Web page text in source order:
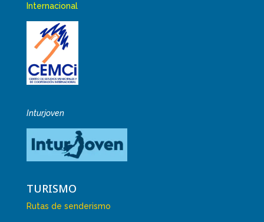
Internacional
Inturjoven
TURISMO
Rutas de senderismo